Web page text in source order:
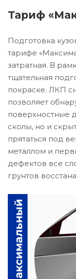
Тариф
Подготовка
тарифе
затратная. В
тщательная
покраске. ЛКП
позволяет
поверхностные
сколы, но и
прятаться под
металлом и
дефектов все
грунтов